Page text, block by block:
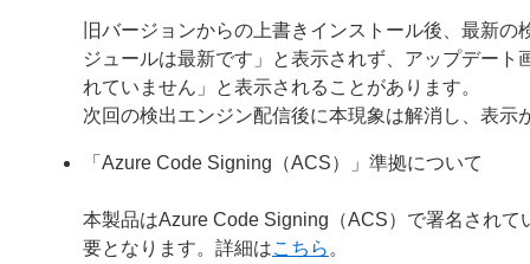
旧バージョンからの上書きインストール後、最新
ジュールは最新です」と表示されず、アップデー
れていません」と表示されることがあります。
次回の検出エンジン配信後に本現象は解消し、表示
「Azure Code Signing（ACS）」準拠について
本製品はAzure Code Signing（ACS）で署名され
要となります。詳細はこちら 。